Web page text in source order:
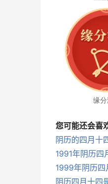
缘
您可能还会喜
阴历的四月十
1991年阴历四
1999年阴历
阴历四月十四